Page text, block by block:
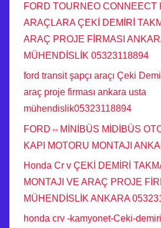
FORD TOURNEO CONNEECT
ARAÇLARA ÇEKİ DEMİRİ
ARAÇ PROJE FİRMASI
MÜHENDİSLİK 05323118894
ford transit şapçı araçı Çeki
araç proje firması ankara usta
mühendislik05323118894
FORD⇔MİNİBÜS MİDİBÜS
KAPI MOTORU MONTAJI
Honda Cr v ÇEKİ DEMİRİ
MONTAJI VE ARAÇ PROJE
MÜHENDİSLİK ANKARA
honda crv -kamyonet-Ceki-